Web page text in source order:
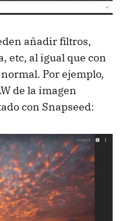
añadir filtros,
etc, al igual que con
Por ejemplo,
de la imagen
con Snapseed: